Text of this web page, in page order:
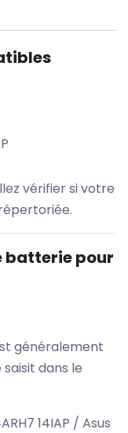
vérifier si votre
batterie pour
généralement
dans le
14IAP / Asus